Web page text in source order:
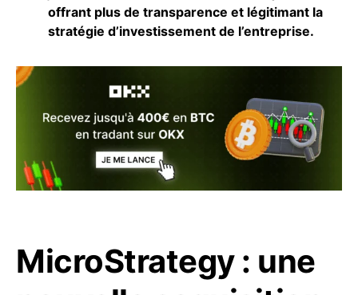
offrant plus de transparence et légitimant la
stratégie d’investissement de l’entreprise.
MicroStrategy : une